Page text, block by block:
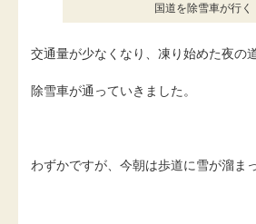
国道を除雪車が行く
交通量が少なくなり、凍り始めた夜の道
除雪車が通っていきました。
わずかですが、今朝は歩道に雪が溜ま